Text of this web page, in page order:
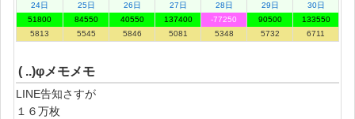
24日
51800
5813
25日
84550
5545
26日
40550
5846
27日
137400
5081
28日
-77250
5348
29日
90500
5732
30日
133550
6711
( ..)φメモメモ
LINE告知さすが
１６万枚